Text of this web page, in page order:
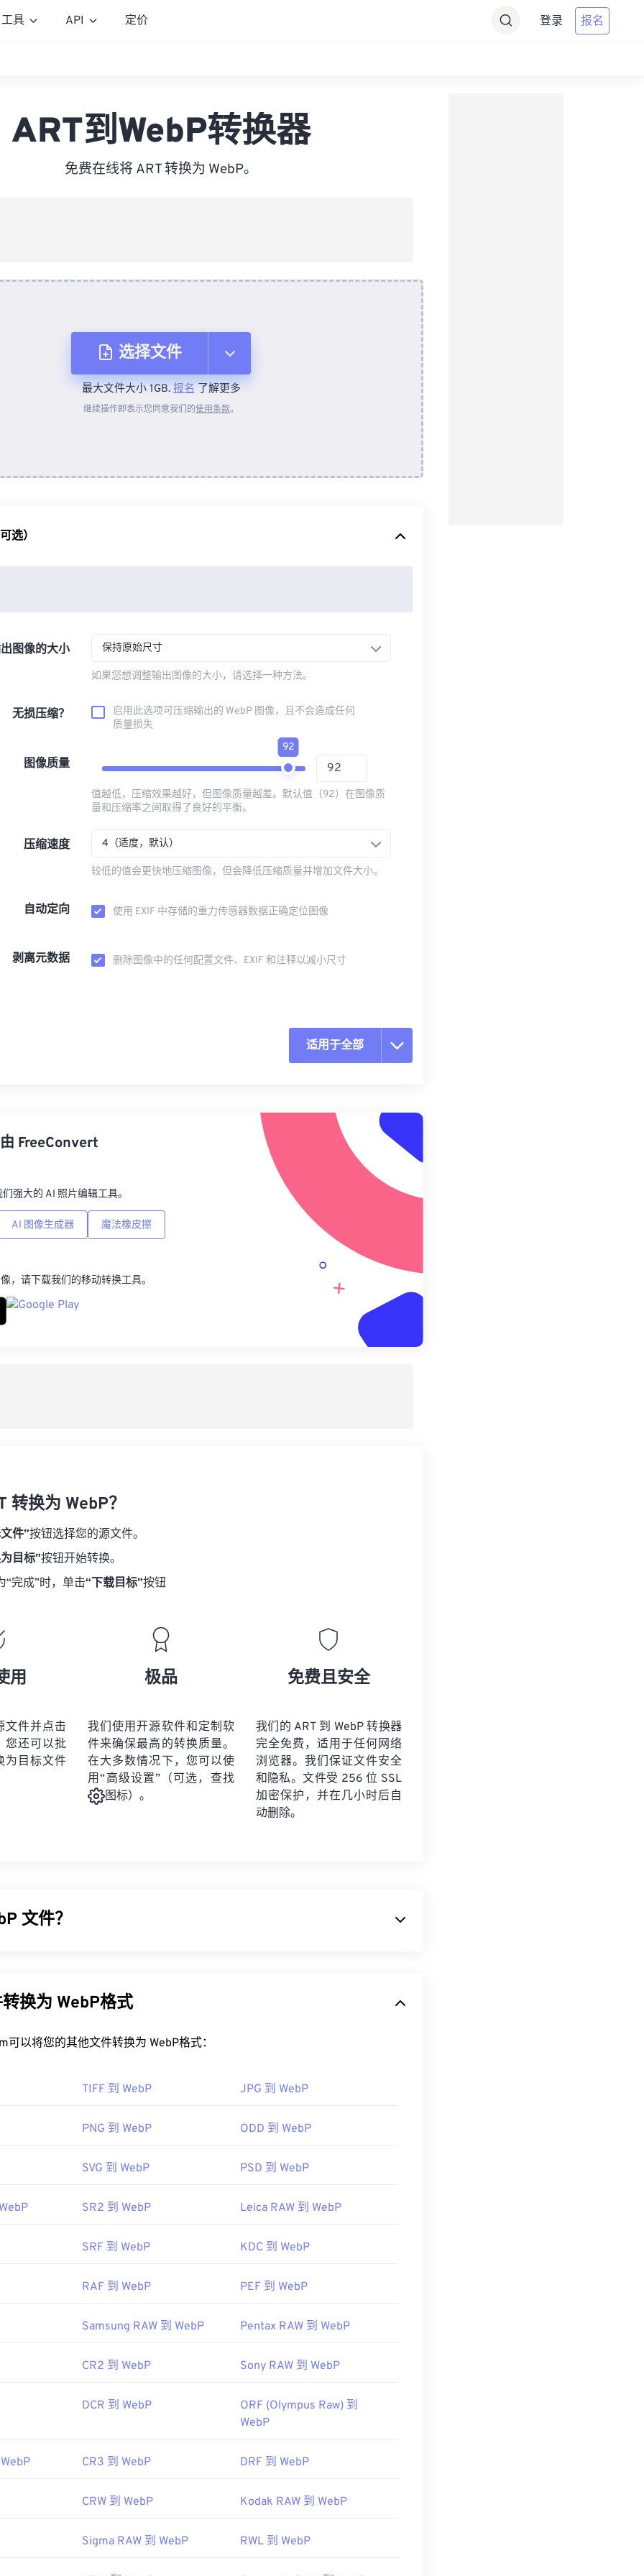
工具 API 定价 登录 报名
ART到WebP转换器
免费在线将 ART 转换为 WebP。
选择文件
从设备
最大文件大小 1GB.报名了解更多
继续操作即表示您同意我们的使用条款。
选）
图像的大小 保持原始尺寸
如果您想调整输出图像的大小，请选择一种方法。
无损压缩？
启用此选项可压缩输出的 WebP 图像，且不会造成任何
质量损失
图像质量
92
值越低，压缩效果越好，但图像质量越差。默认值（92）在图像质
量和压缩率之间取得了良好的平衡。
压缩速度 4（适度，默认）
较低的值会更快地压缩图像，但会降低压缩质量并增加文件大小。
自动定向 使用 EXIF 中存储的重力传感器数据正确定位图像
剥离元数据 删除图像中的任何配置文件、EXIF 和注释以减小尺寸
适用于全部
从预设应用
另存为预设
FreeConvert
强大的 AI 照片编辑工具。
AI 图像生成器 魔法橡皮擦
，请下载我们的移动转换工具。
转换为 WebP？
件”按钮选择您的源文件。
目标”按钮开始转换。
“完成”时，单击“下载目标”按钮
用
文件并点击
您还可以批
为目标文件
极品
我们使用开源软件和定制软
件来确保最高的转换质量。
在大多数情况下，您可以使
用“高级设置”（可选，查找
图标）。
免费且安全
我们的 ART 到 WebP 转换器
完全免费，适用于任何网络
浏览器。我们保证文件安全
和隐私。文件受 256 位 SSL
加密保护，并在几小时后自
动删除。
文件？
用上的加载速度非常快。
Pixelmator 。此外，还可以尝试
Windows Photo Viewer Adob​​e Photoshop之前，请务必安装用于打
年 9 月
于 WebP 压缩的文章
换为 WebP格式
可以将您的其他文件转换为 WebP格式：
TIFF 到 WebP JPG 到 WebP
PNG 到 WebP ODD 到 WebP
SVG 到 WebP PSD 到 WebP
SR2 到 WebP Leica RAW 到 WebP
SRF 到 WebP KDC 到 WebP
RAF 到 WebP PEF 到 WebP
Samsung RAW 到 WebP Pentax RAW 到 WebP
CR2 到 WebP Sony RAW 到 WebP
DCR 到 WebP
ORF (Olympus Raw) 到
WebP
CR3 到 WebP DRF 到 WebP
CRW 到 WebP Kodak RAW 到 WebP
Sigma RAW 到 WebP RWL 到 WebP